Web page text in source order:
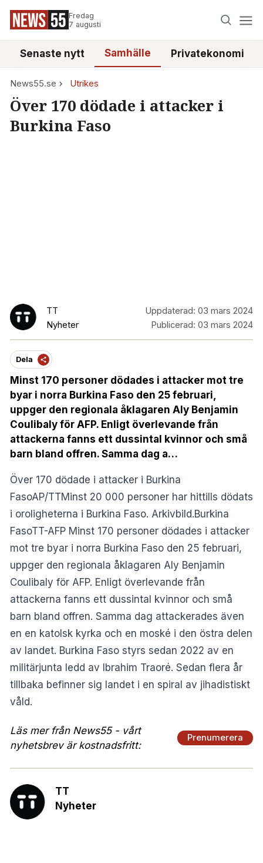
Fredag
7 augusti
Senaste nytt Samhälle Privatekonomi
News55.se Utrikes
Över 170 dödade i attacker i
Burkina Faso
TT
Nyheter
Uppdaterad: 03 mars 2024
Publicerad: 03 mars 2024
Dela
Minst 170 personer dödades i attacker mot tre
byar i norra Burkina Faso den 25 februari,
uppger den regionala åklagaren Aly Benjamin
Coulibaly för AFP. Enligt överlevande från
attackerna fanns ett dussintal kvinnor och små
barn bland offren. Samma dag a…
Över 170 dödade i attacker i Burkina
FasoAP/TTMinst 20 000 personer har hittills dödats
i oroligheterna i Burkina Faso. Arkivbild.Burkina
FasoTT-AFP Minst 170 personer dödades i attacker
mot tre byar i norra Burkina Faso den 25 februari,
uppger den regionala åklagaren Aly Benjamin
Coulibaly för AFP. Enligt överlevande från
attackerna fanns ett dussintal kvinnor och små
barn bland offren. Samma dag attackerades även
en en katolsk kyrka och en moské i den östra delen
av landet. Burkina Faso styrs sedan 2022 av en
militärjunta ledd av Ibrahim Traoré. Sedan flera år
tillbaka befinner sig landet i en spiral av jihadistiskt
våld.
Läs mer från News55 - vårt
nyhetsbrev är kostnadsfritt:
Prenumerera
TT
Nyheter